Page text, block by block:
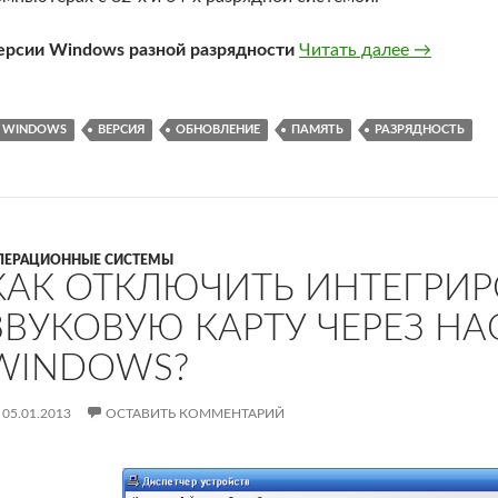
Windows разной разрядности Читать далее Как
→
WINDOWS ВЕРСИЯ ОБНОВЛЕНИЕ ПАМЯТЬ РАЗРЯДНОСТЬ
СИСТЕМЫ
ОТКЛЮЧИТЬ
КАРТУ ЧЕРЕЗ
05.01.2013 ОСТАВИТЬ КОММЕНТАРИЙ